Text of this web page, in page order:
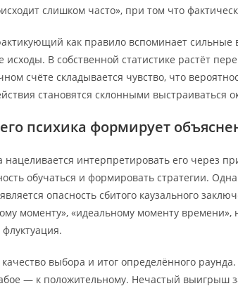
слишком часто», при том что
как правило вспоминает
В собственной статистике растёт
счёте складывается чувство, что
становятся склонными выстраиваться
психика формирует
нацеливается интерпретировать его через
обучаться и формировать стратегии.
опасность сбитого каузального
моменту», «идеальному моменту времени»,
выбора и итог определённого
— к положительному. Нечастый выигрыш